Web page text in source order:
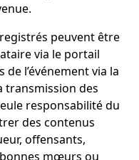
peuvent être
via le portail
l’événement via la
transmission des
responsabilité du
des contenus
offensants,
mœurs ou